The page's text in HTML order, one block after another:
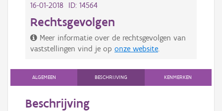
16-01-2018 ID: 14564
Rechtsgevolgen
Meer informatie over de rechtsgevolgen van
vaststellingen vind je op onze website
ALGEMEEN BESCHRIJVING KENMERKEN
Beschrijving